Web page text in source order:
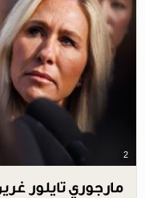
2
مارجوري تايلور